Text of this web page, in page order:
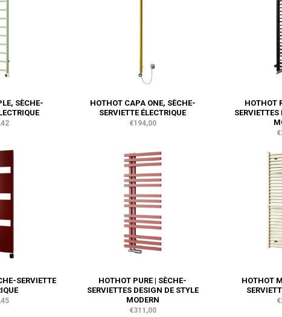
SÈCHE-
HOTHOT CAPA ONE, SÈCHE-
SERVIETTE ÉLECTRIQUE
€194,00
HOTHOT
SERVIETTES
SERVIETTE
HOTHOT PURE | SÈCHE-
SERVIETTES DESIGN DE STYLE
MODERN
€311,00
HOTHOT